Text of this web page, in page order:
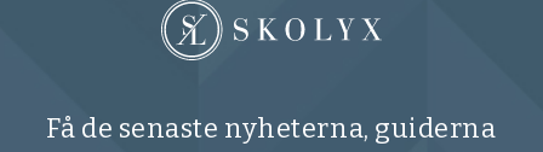
Få de senaste nyheterna, guiderna